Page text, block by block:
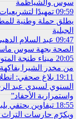
سوس والشياظمة
09:59
يطلق حملة وطنية
الجبلية
09:47 عبد السلام
الصحة بجهة سوس
20:05
من مخدر الشيرا بفاكهة
19:11 بلاغ صحفي:
السنوي لسيدي عبد
واستمرارية الأحفاد”
18:55 تيفاوين يحتفي
ويكرّم حارسات التراث